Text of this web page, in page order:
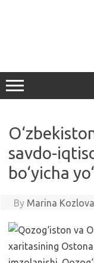
savdo-
bo‘yicha
By Marina Kozlova